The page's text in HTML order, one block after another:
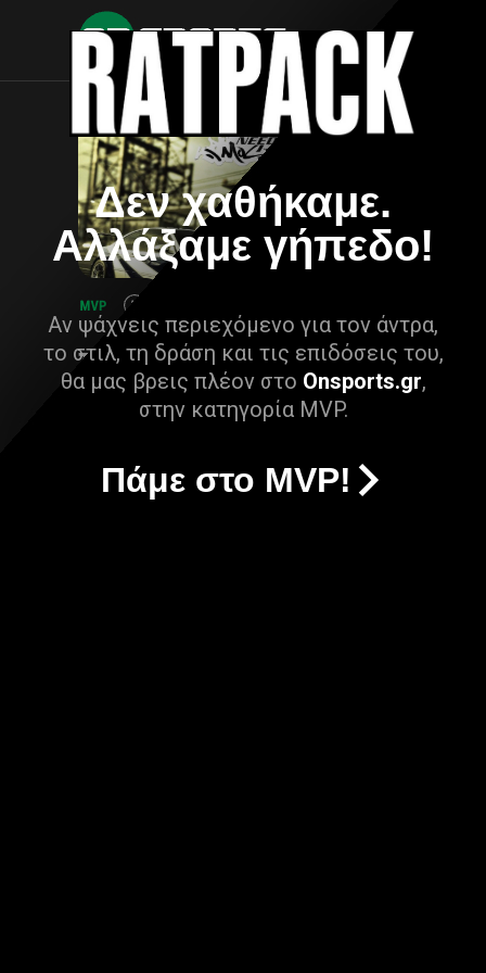
Δεν χαθήκαμε.
Αλλάξαμε γήπεδο!
Αν ψάχνεις περιεχόμενο για τον άντρα,
το στιλ, τη δράση και τις επιδόσεις του,
θα μας βρεις πλέον στο Onsports.gr,
στην κατηγορία MVP.
Πάμε στο MVP!